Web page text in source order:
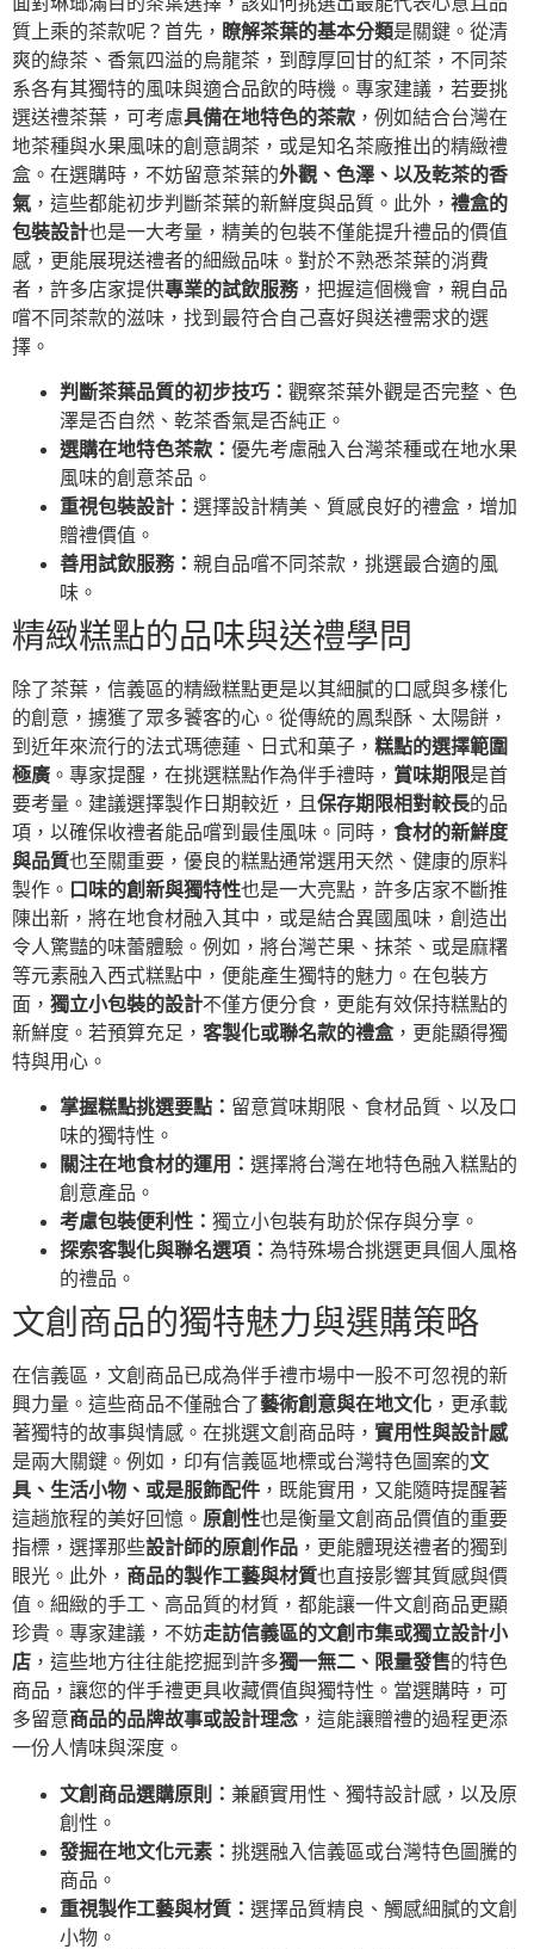
質上乘的茶款呢？首先， 瞭解茶葉的基本分類是關鍵。從清
爽的綠茶、香氣四溢的烏龍茶，到醇厚回甘的紅茶，不同茶
系各有其獨特的風味與適合品飲的時機。專家建議，若要挑
選送禮茶葉，可考慮具備在地特色的茶款 ，例如結合台灣在
地茶種與水果風味的創意調茶，或是知名茶廠推出的精緻禮
盒。在選購時，不妨留意茶葉的外觀、色澤、以及乾茶的香
氣 ，這些都能初步判斷茶葉的新鮮度與品質。此外， 禮盒的
包裝設計也是一大考量，精美的包裝不僅能提升禮品的價值
感，更能展現送禮者的細緻品味。對於不熟悉茶葉的消費
者，許多店家提供專業的試飲服務，把握這個機會，親自品
嚐不同茶款的滋味，找到最符合自己喜好與送禮需求的選
擇。
判斷茶葉品質的初步技巧： 觀察茶葉外觀是否完整、色
澤是否自然、乾茶香氣是否純正。
選購在地特色茶款： 優先考慮融入台灣茶種或在地水果
風味的創意茶品。
重視包裝設計： 選擇設計精美、質感良好的禮盒，增加
贈禮價值。
善用試飲服務： 親自品嚐不同茶款，挑選最合適的風
味。
精緻糕點的品味與送禮學問
除了茶葉，信義區的精緻糕點更是以其細膩的口感與多樣化
的創意，擄獲了眾多饕客的心。從傳統的鳳梨酥、太陽餅，
到近年來流行的法式瑪德蓮、日式和菓子， 糕點的選擇範圍
極廣 。專家提醒，在挑選糕點作為伴手禮時， 賞味期限是首
要考量。建議選擇製作日期較近，且 保存期限相對較長的品
項，以確保收禮者能品嚐到最佳風味。同時， 食材的新鮮度
與品質也至關重要，優良的糕點通常選用天然、健康的原料
製作。 口味的創新與獨特性也是一大亮點，許多店家不斷推
陳出新，將在地食材融入其中，或是結合異國風味，創造出
令人驚豔的味蕾體驗。例如，將台灣芒果、抹茶、或是麻糬
等元素融入西式糕點中，便能產生獨特的魅力。在包裝方
面， 獨立小包裝的設計不僅方便分食，更能有效保持糕點的
新鮮度。若預算充足， 客製化或聯名款的禮盒，更能顯得獨
特與用心。
掌握糕點挑選要點： 留意賞味期限、食材品質、以及口
味的獨特性。
關注在地食材的運用： 選擇將台灣在地特色融入糕點的
創意產品。
考慮包裝便利性： 獨立小包裝有助於保存與分享。
探索客製化與聯名選項： 為特殊場合挑選更具個人風格
的禮品。
文創商品的獨特魅力與選購策略
在信義區，文創商品已成為伴手禮市場中一股不可忽視的新
興力量。這些商品不僅融合了藝術創意與在地文化 ，更承載
著獨特的故事與情感。在挑選文創商品時， 實用性與設計感
是兩大關鍵。例如，印有信義區地標或台灣特色圖案的文
具、生活小物、或是服飾配件 ，既能實用，又能隨時提醒著
這趟旅程的美好回憶。 原創性也是衡量文創商品價值的重要
指標，選擇那些設計師的原創作品 ，更能體現送禮者的獨到
眼光。此外， 商品的製作工藝與材質也直接影響其質感與價
值。細緻的手工、高品質的材質，都能讓一件文創商品更顯
珍貴。專家建議，不妨走訪信義區的文創市集或獨立設計小
店 ，這些地方往往能挖掘到許多獨一無二、限量發售的特色
商品，讓您的伴手禮更具收藏價值與獨特性。當選購時，可
多留意商品的品牌故事或設計理念 ，這能讓贈禮的過程更添
一份人情味與深度。
文創商品選購原則： 兼顧實用性、獨特設計感，以及原
創性。
發掘在地文化元素： 挑選融入信義區或台灣特色圖騰的
商品。
重視製作工藝與材質： 選擇品質精良、觸感細膩的文創
小物。